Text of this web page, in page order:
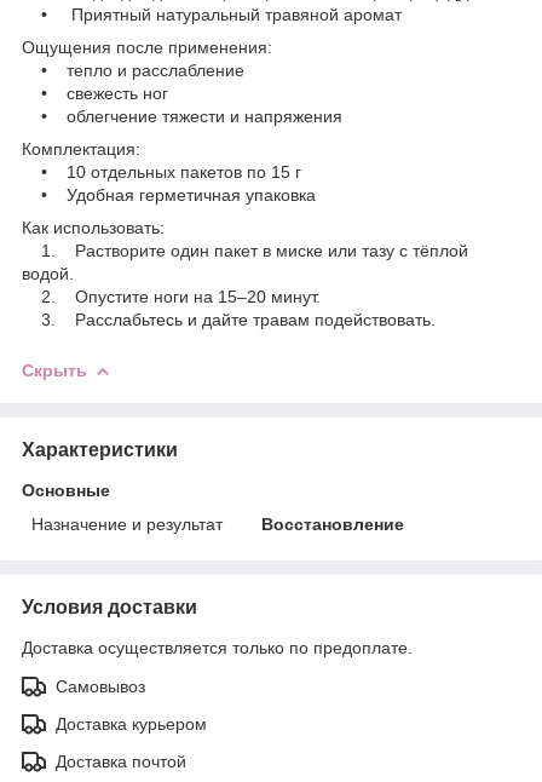
• Приятный натуральный травяной аромат
Ощущения после применения:
• тепло и расслабление
• свежесть ног
• облегчение тяжести и напряжения
Комплектация:
• 10 отдельных пакетов по 15 г
• Удобная герметичная упаковка
Как использовать:
1. Растворите один пакет в миске или тазу с тёплой
водой.
2. Опустите ноги на 15–20 минут.
3. Расслабьтесь и дайте травам подействовать.
Скрыть
Характеристики
Основные
Назначение и результат
Восстановление
Условия доставки
Доставка осуществляется только по предоплате.
Самовывоз
Доставка курьером
Доставка почтой